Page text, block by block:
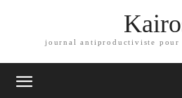
journal antiproductiviste pour